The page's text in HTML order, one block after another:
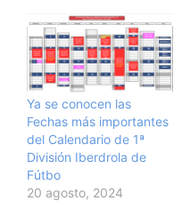
Ya se conocen las
Fechas más importantes
del Calendario de 1ª
División Iberdrola de
Fútbo
20 agosto, 2024